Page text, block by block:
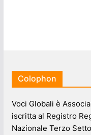
Colophon
Voci Globali è
iscritta al Registro
Nazionale Terzo